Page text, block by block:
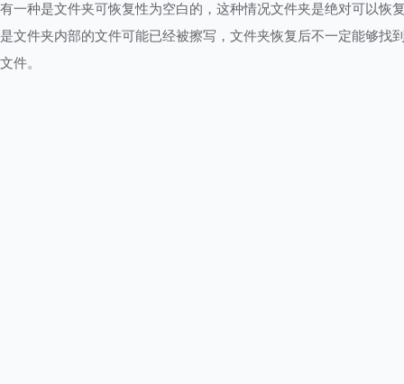
有一种是文件夹可恢复性为空白的，这种情况文件夹是绝对可以恢
是文件夹内部的文件可能已经被擦写，文件夹恢复后不一定能够找
文件。